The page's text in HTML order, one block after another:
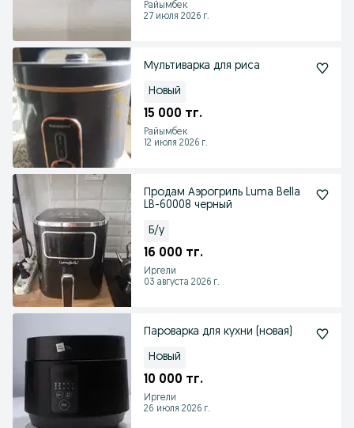
Райымбек
27 июля 2026 г.
Мультиварка для риса
Новый
15 000 тг.
Райымбек
12 июля 2026 г.
Продам Аэрогриль Luma Bella
LB-60008 черный
Б/у
16 000 тг.
Иргели
03 августа 2026 г.
Пароварка для кухни (новая)
Новый
10 000 тг.
Иргели
26 июля 2026 г.